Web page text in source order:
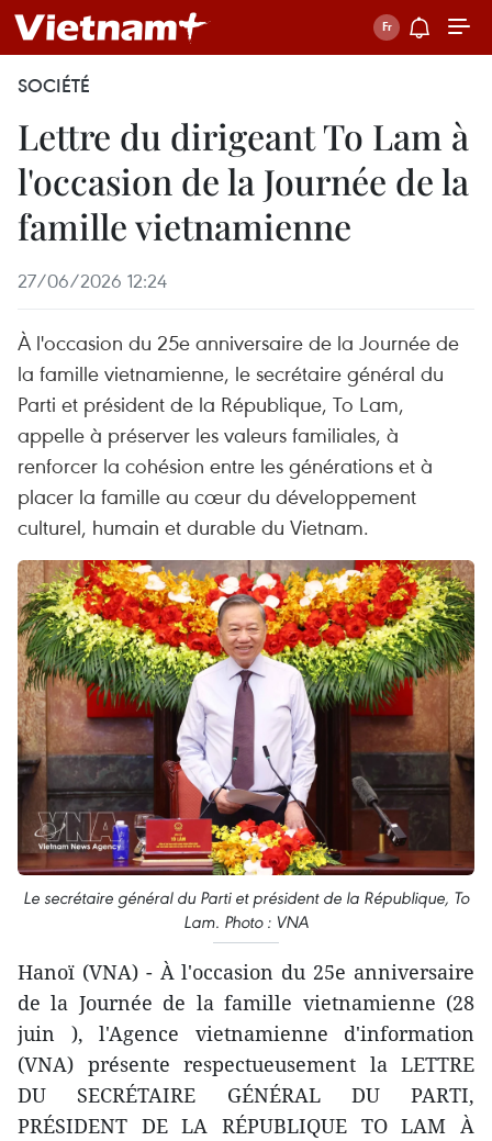
SOCIÉTÉ
Lettre du dirigeant To Lam à
l'occasion de la Journée de la
famille vietnamienne
27/06/2026 12:24
À l'occasion du 25e anniversaire de la Journée de
la famille vietnamienne, le secrétaire général du
Parti et président de la République, To Lam,
appelle à préserver les valeurs familiales, à
renforcer la cohésion entre les générations et à
placer la famille au cœur du développement
culturel, humain et durable du Vietnam.
Le secrétaire général du Parti et président de la République, To
Lam. Photo : VNA
Hanoï (VNA) - À l'occasion du 25e anniversaire
de la Journée de la famille vietnamienne (28
juin ), l'Agence vietnamienne d'information
(VNA) présente respectueusement la LETTRE
DU SECRÉTAIRE GÉNÉRAL DU PARTI,
PRÉSIDENT DE LA RÉPUBLIQUE TO LAM À